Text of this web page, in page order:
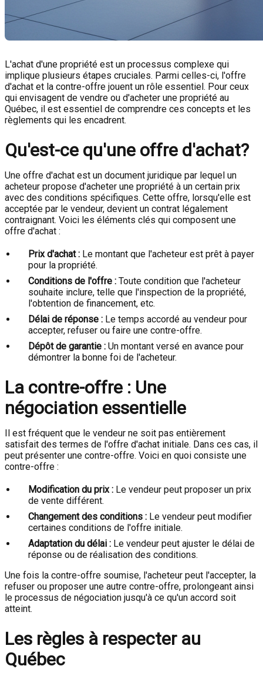
L'achat d'une propriété est un processus complexe qui
implique plusieurs étapes cruciales. Parmi celles-ci, l'offre
d'achat et la contre-offre jouent un rôle essentiel. Pour ceux
qui envisagent de vendre ou d'acheter une propriété au
Québec, il est essentiel de comprendre ces concepts et les
règlements qui les encadrent.
Qu'est-ce qu'une offre d'achat?
Une offre d'achat est un document juridique par lequel un
acheteur propose d'acheter une propriété à un certain prix
avec des conditions spécifiques. Cette offre, lorsqu'elle est
acceptée par le vendeur, devient un contrat légalement
contraignant. Voici les éléments clés qui composent une
offre d'achat :
Prix d'achat : Le montant que l'acheteur est prêt à payer
pour la propriété.
Conditions de l'offre : Toute condition que l'acheteur
souhaite inclure, telle que l'inspection de la propriété,
l'obtention de financement, etc.
Délai de réponse : Le temps accordé au vendeur pour
accepter, refuser ou faire une contre-offre.
Dépôt de garantie : Un montant versé en avance pour
démontrer la bonne foi de l'acheteur.
La contre-offre : Une
négociation essentielle
Il est fréquent que le vendeur ne soit pas entièrement
satisfait des termes de l'offre d'achat initiale. Dans ces cas, il
peut présenter une contre-offre. Voici en quoi consiste une
contre-offre :
Modification du prix : Le vendeur peut proposer un prix
de vente différent.
Changement des conditions : Le vendeur peut modifier
certaines conditions de l'offre initiale.
Adaptation du délai : Le vendeur peut ajuster le délai de
réponse ou de réalisation des conditions.
Une fois la contre-offre soumise, l'acheteur peut l'accepter, la
refuser ou proposer une autre contre-offre, prolongeant ainsi
le processus de négociation jusqu'à ce qu'un accord soit
atteint.
Les règles à respecter au
Québec